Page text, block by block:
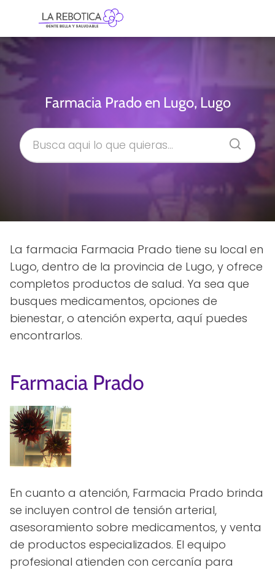
Farmacia Prado en Lugo, Lugo
La farmacia Farmacia Prado tiene su local en
Lugo, dentro de la provincia de Lugo, y ofrece
completos productos de salud. Ya sea que
busques medicamentos, opciones de
bienestar, o atención experta, aquí puedes
encontrarlos.
Farmacia Prado
En cuanto a atención, Farmacia Prado brinda
se incluyen control de tensión arterial,
asesoramiento sobre medicamentos, y venta
de productos especializados. El equipo
profesional atienden con cercanía para